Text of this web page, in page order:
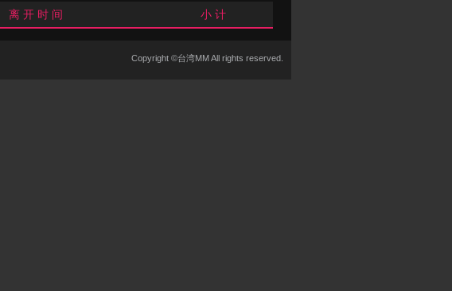
离 开 时 间 小 计
Copyright ©台湾MM All rights reserved.